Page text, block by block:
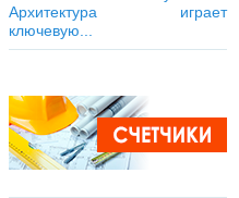
Архитектура играет
ключевую...